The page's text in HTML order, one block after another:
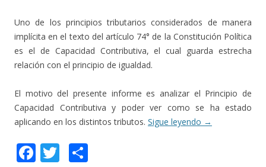
Uno de los principios tributarios considerados de manera
implícita en el texto del artículo 74° de la Constitución Política
es el de Capacidad Contributiva, el cual guarda estrecha
relación con el principio de igualdad.
El motivo del presente informe es analizar el Principio de
Capacidad Contributiva y poder ver como se ha estado
aplicando en los distintos tributos. Sigue leyendo →
F T